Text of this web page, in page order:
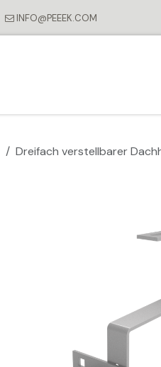
INFO@PEEEK.COM
Dreifach verstellbarer